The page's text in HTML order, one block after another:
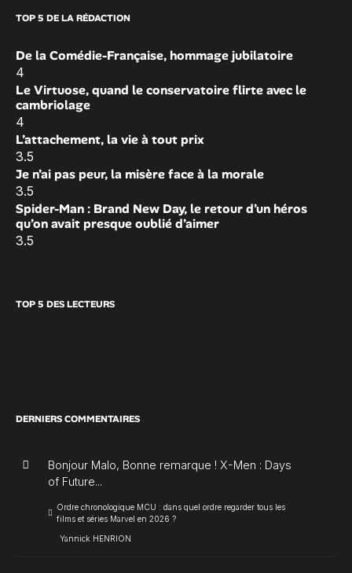
TOP 5 DE LA RÉDACTION
De la Comédie-Française, hommage jubilatoire
4
Le Virtuose, quand le conservatoire flirte avec le
cambriolage
4
L’attachement, la vie à tout prix
3.5
Je n’ai pas peur, la misère face à la morale
3.5
Spider-Man : Brand New Day, le retour d’un héros
qu’on avait presque oublié d’aimer
3.5
TOP 5 DES LECTEURS
DERNIERS COMMENTAIRES
Bonjour Malo, Bonne remarque ! X-Men : Days
of Future...
Ordre chronologique MCU : dans quel ordre regarder tous les
films et séries Marvel en 2026 ?
Yannick HENRION